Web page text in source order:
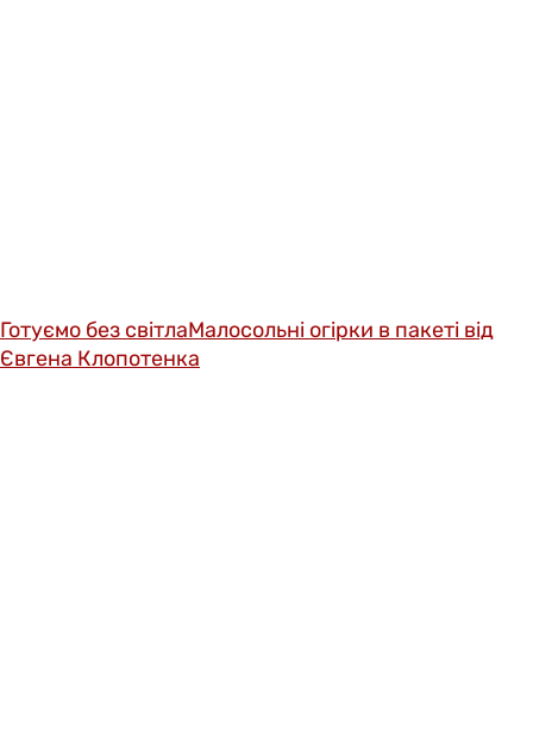
Готуємо без світлаМалосольні огірки в пакеті від
Євгена Клопотенка